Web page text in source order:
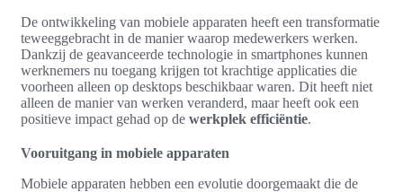
De ontwikkeling van mobiele apparaten heeft een transformatie
teweeggebracht in de manier waarop medewerkers werken.
Dankzij de geavanceerde technologie in smartphones kunnen
werknemers nu toegang krijgen tot krachtige applicaties die
voorheen alleen op desktops beschikbaar waren. Dit heeft niet
alleen de manier van werken veranderd, maar heeft ook een
positieve impact gehad op de werkplek efficiëntie.
Vooruitgang in mobiele apparaten
Mobiele apparaten hebben een evolutie doorgemaakt die de